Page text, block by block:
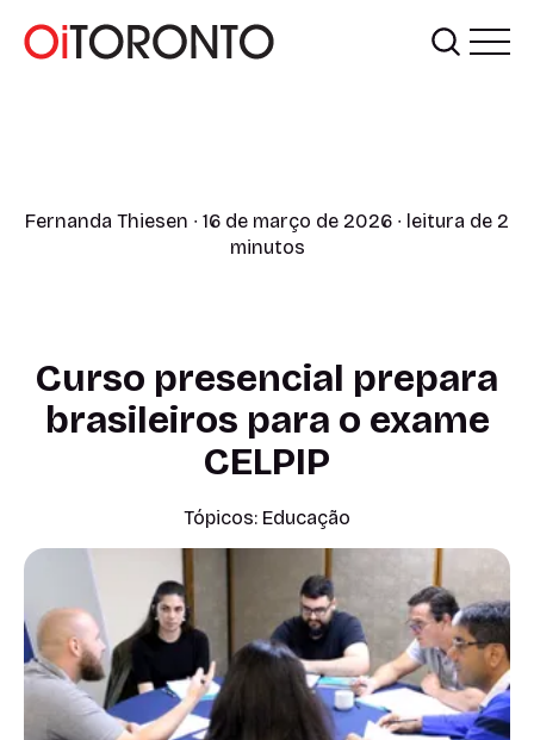
Fernanda Thiesen ∙ 16 de março de 2026 ∙ leitura de 2
minutos
Curso presencial prepara
brasileiros para o exame
CELPIP
Tópicos: Educação